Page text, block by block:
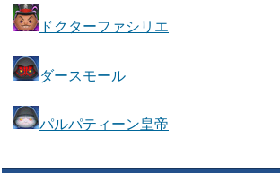
ドクターファシリエ
ダースモール
パルパティーン皇帝